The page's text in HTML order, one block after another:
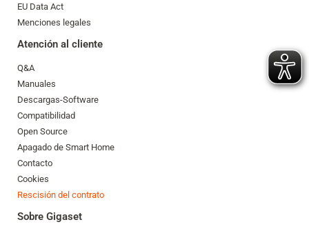
EU Data Act
Menciones legales
Atención al cliente
Q&A
Manuales
Descargas-Software
Compatibilidad
Open Source
Apagado de Smart Home
Contacto
Cookies
Rescisión del contrato
Sobre Gigaset